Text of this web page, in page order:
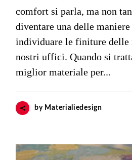
comfort si parla, ma non
diventare una delle
individuare le finiture delle
nostri uffici. Quando si
miglior materiale per...
by Materialiedesign